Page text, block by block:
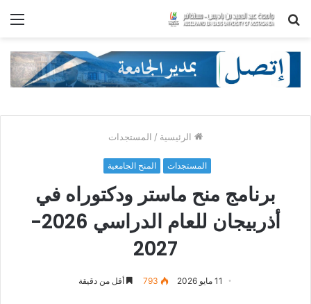
بحث
الرئيسية / المستجدات
المستجدات المنح الجامعية
برنامج منح ماستر ودكتوراه في
أذربيجان للعام الدراسي 2026-
2027
11 مايو 2026 793 أقل من دقيقة